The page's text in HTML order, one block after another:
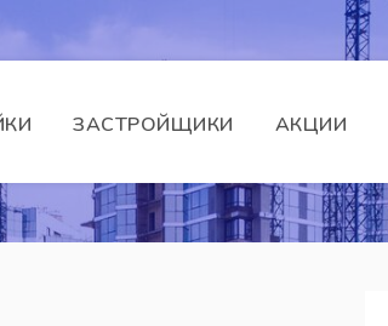
ЗАСТРОЙЩИКИ АКЦИИ